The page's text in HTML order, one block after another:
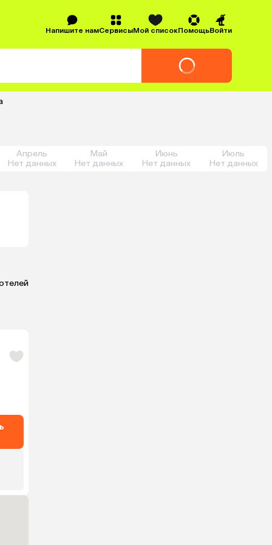
Напишите намСервисыМой списокПомощьВойти
Апрель
Нет данных
Май
Нет данных
Июнь
Нет данных
Июль
Нет данных